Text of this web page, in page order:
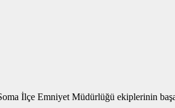
İlçe Emniyet Müdürlüğü ekiplerinin